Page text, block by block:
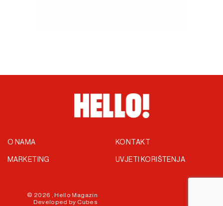
O NAMA
MARKETING
KONTAKT
UVJETI KORIŠTENJA
© 2026 , Hello Magazin
Developed by Cubes